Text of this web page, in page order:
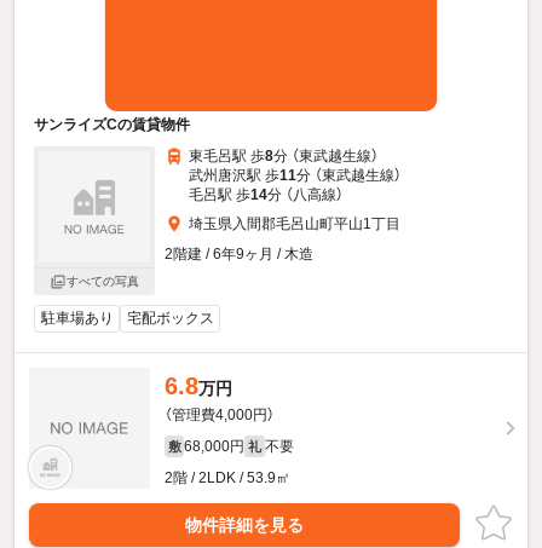
サンライズCの賃貸物件
すべての写真
東毛呂駅 歩8分 （東武越生線）
武州唐沢駅 歩11分 （東武越生線）
毛呂駅 歩14分 （八高線）
埼玉県入間郡毛呂山町平山1丁目
2階建 / 6年9ヶ月 / 木造
駐車場あり 宅配ボックス
6.8万円
（管理費4,000円）
敷 68,000円 礼 不要
2階 / 2LDK / 53.9㎡
物件詳細を見る